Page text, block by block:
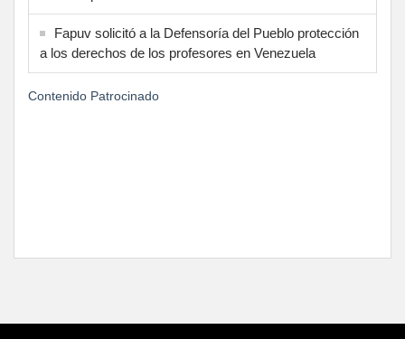
Fapuv solicitó a la Defensoría del Pueblo protección
a los derechos de los profesores en Venezuela
Contenido Patrocinado